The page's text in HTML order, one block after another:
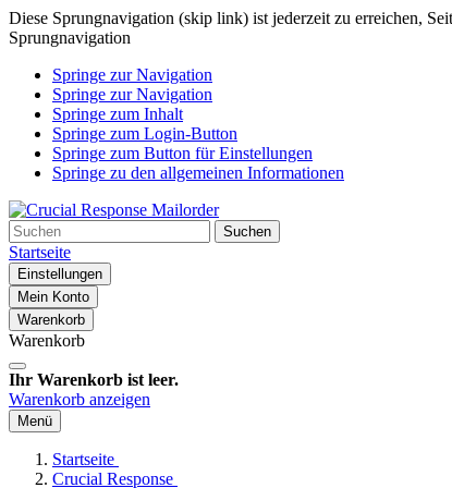
Diese Sprungnavigation (skip link) ist jederzeit zu erreichen,
Sprungnavigation
Springe zur Navigation
Springe zur Navigation
Springe zum Inhalt
Springe zum Login-Button
Springe zum Button für Einstellungen
Springe zu den allgemeinen Informationen
Suchen
Startseite
Einstellungen
Mein Konto
Warenkorb
Warenkorb
Ihr Warenkorb ist leer.
Warenkorb anzeigen
Menü
Startseite
Crucial Response